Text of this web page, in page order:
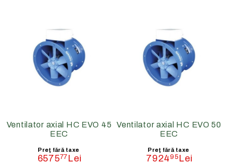
Ventilator axial HC EVO 45
EEC
Preţ fără taxe
657577 Lei
Ventilator axial HC EVO 50
EEC
Preţ fără taxe
792495 Lei